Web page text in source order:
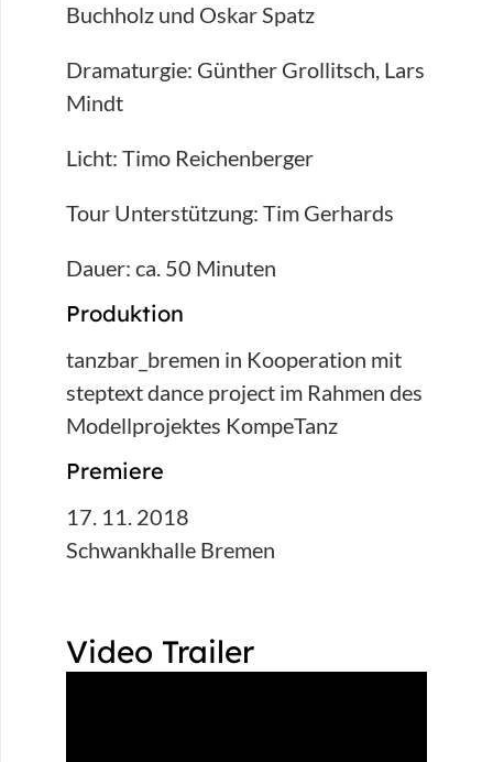
Buchholz und Oskar Spatz
Dramaturgie: Günther Grollitsch, Lars
Mindt
Licht: Timo Reichenberger
Tour Unterstützung: Tim Gerhards
Dauer: ca. 50 Minuten
Produktion
tanzbar_bremen in Kooperation mit
steptext dance project im Rahmen des
Modellprojektes KompeTanz
Premiere
17. 11. 2018
Schwankhalle Bremen
Video Trailer